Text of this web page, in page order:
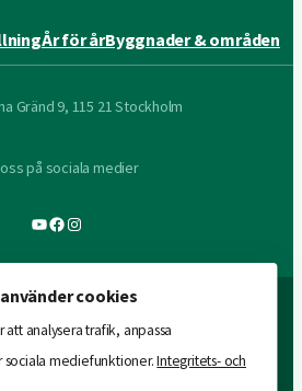
År för årByggnader & områden
Gränd 9, 115 21 Stockholm
på sociala medier
YouTube
Facebook
Instagram
cookies
analysera trafik, anpassa
sociala mediefunktioner.Integritets- och